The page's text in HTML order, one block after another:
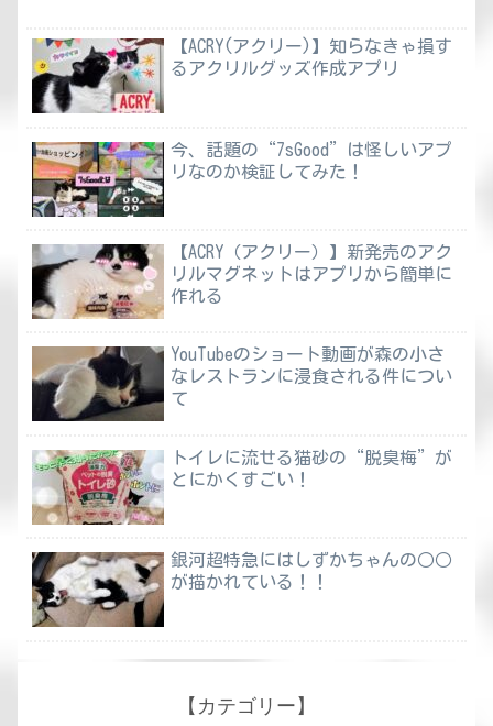
【ACRY(アクリー)】知らなきゃ損す
るアクリルグッズ作成アプリ
今、話題の“7sGood”は怪しいアプ
リなのか検証してみた！
【ACRY（アクリー）】新発売のアク
リルマグネットはアプリから簡単に
作れる
YouTubeのショート動画が森の小さ
なレストランに浸食される件につい
て
トイレに流せる猫砂の“脱臭梅”が
とにかくすごい！
銀河超特急にはしずかちゃんの○○
が描かれている！！
【カテゴリー】